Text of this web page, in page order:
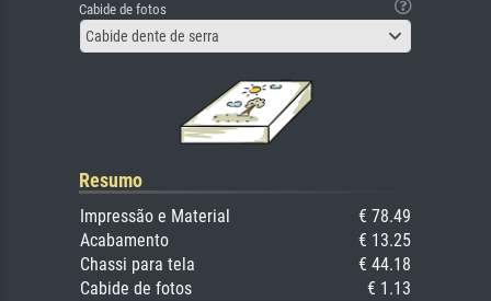
Cabide de fotos
Cabide dente de serra
Resumo
Impressão e Material
€ 78.49
Acabamento
€ 13.25
Chassi para tela
€ 44.18
Cabide de fotos
€ 1.13